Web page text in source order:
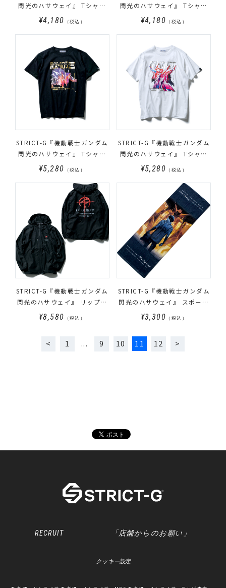
閃光のハサウェイ』 Tシャツ
マフティーロゴ
¥4,180 （税込）
閃光のハサウェイ』 Tシャツ
パンプキン
¥4,180 （税込）
STRICT-G『機動戦士ガンダム
閃光のハサウェイ』 Tシャツ
箔グラデーション Ξ（クスィ
¥5,280 （税込）
STRICT-G『機動戦士ガンダム
閃光のハサウェイ』 Tシャツ
箔グラデーション ペーネロペ
¥5,280 （税込）
STRICT-G『機動戦士ガンダム
閃光のハサウェイ』 リップス
トップジャケット マフティー
¥8,580 （税込）
STRICT-G『機動戦士ガンダム
閃光のハサウェイ』 スポーツ
タオル ティザービジュアル
¥3,300 （税込）
1 9 10 11 12
RECRUIT 「店舗からのお願い」
クッキー設定